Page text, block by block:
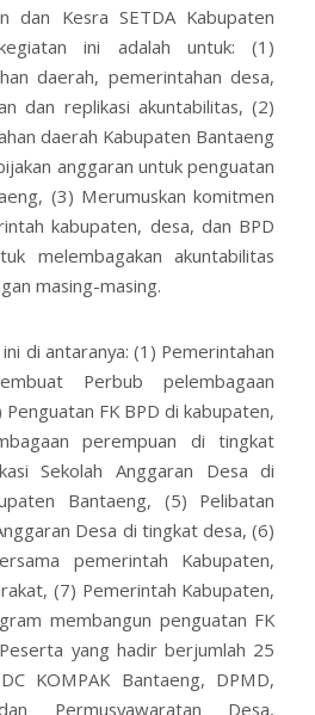
dan Kesra SETDA Kabupaten
ini adalah untuk: (1)
daerah, pemerintahan desa,
dan replikasi akuntabilitas, (2)
daerah Kabupaten Bantaeng
anggaran untuk penguatan
(3) Merumuskan komitmen
kabupaten, desa, dan BPD
melembagakan akuntabilitas
masing-masing.
di antaranya: (1) Pemerintahan
Perbub pelembagaan
FK BPD di kabupaten,
perempuan di tingkat
Sekolah Anggaran Desa di
Bantaeng, (5) Pelibatan
Desa di tingkat desa, (6)
pemerintah Kabupaten,
(7) Pemerintah Kabupaten,
membangun penguatan FK
yang hadir berjumlah 25
KOMPAK Bantaeng, DPMD,
Permusyawaratan Desa,